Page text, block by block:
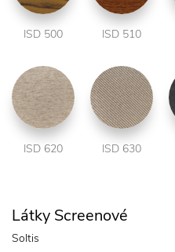
ISD 500 ISD 510
ISD 620 ISD 630
Látky Screenové
Soltis